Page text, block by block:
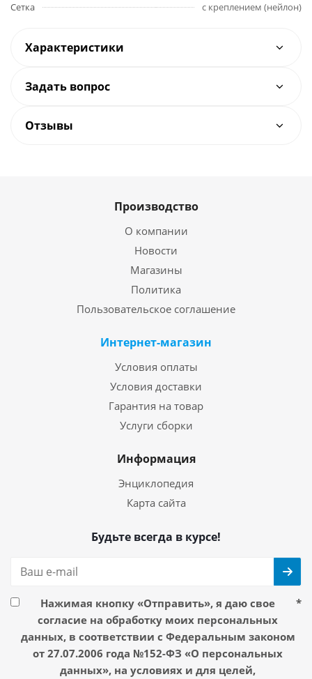
Сетка
с креплением (нейлон)
Характеристики
Задать вопрос
Отзывы
Производство
О компании
Новости
Магазины
Политика
Пользовательское соглашение
Интернет-магазин
Условия оплаты
Условия доставки
Гарантия на товар
Услуги сборки
Информация
Энциклопедия
Карта сайта
Будьте всегда в курсе!
Нажимая кнопку «Отправить», я даю свое
согласие на обработку моих персональных
данных, в соответствии с Федеральным законом
от 27.07.2006 года №152-ФЗ «О персональных
данных», на условиях и для целей,
*